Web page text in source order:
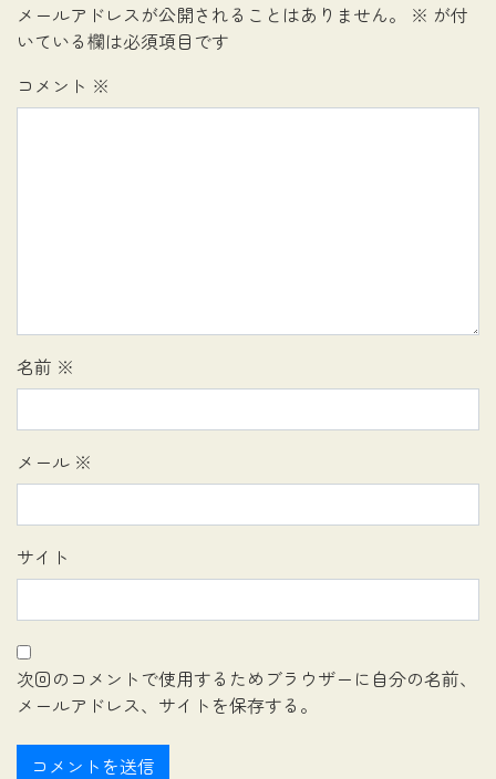
メールアドレスが公開されることはありません。 ※ が付
いている欄は必須項目です
コメント ※
名前 ※
メール ※
サイト
次回のコメントで使用するためブラウザーに自分の名前、
メールアドレス、サイトを保存する。